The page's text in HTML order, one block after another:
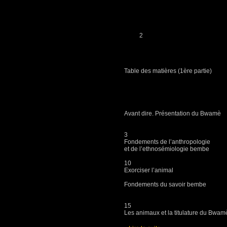
2
Table des matières (1ère partie)
Avant dire. Présentation
3
Fondements de l’anthropologie
et de l’ethnosémiologie bembe
10
Exorciser l’animal
Fondements du savoir bembe
15
Les animaux et la titulature du